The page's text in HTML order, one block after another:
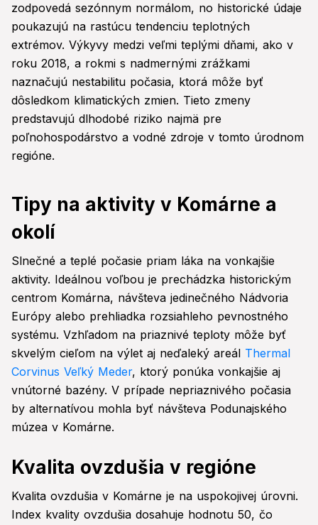
zodpovedá sezónnym normálom, no historické údaje
poukazujú na rastúcu tendenciu teplotných
extrémov. Výkyvy medzi veľmi teplými dňami, ako v
roku 2018, a rokmi s nadmernými zrážkami
naznačujú nestabilitu počasia, ktorá môže byť
dôsledkom klimatických zmien. Tieto zmeny
predstavujú dlhodobé riziko najmä pre
poľnohospodárstvo a vodné zdroje v tomto úrodnom
regióne.
Tipy na aktivity v Komárne a
okolí
Slnečné a teplé počasie priam láka na vonkajšie
aktivity. Ideálnou voľbou je prechádzka historickým
centrom Komárna, návšteva jedinečného Nádvoria
Európy alebo prehliadka rozsiahleho pevnostného
systému. Vzhľadom na priaznivé teploty môže byť
skvelým cieľom na výlet aj neďaleký areál Thermal
Corvinus Veľký Meder, ktorý ponúka vonkajšie aj
vnútorné bazény. V prípade nepriaznivého počasia
by alternatívou mohla byť návšteva Podunajského
múzea v Komárne.
Kvalita ovzdušia v regióne
Kvalita ovzdušia v Komárne je na uspokojivej úrovni.
Index kvality ovzdušia dosahuje hodnotu 50, čo